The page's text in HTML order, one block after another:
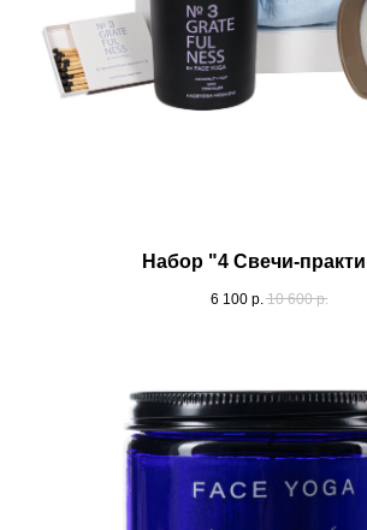
Набор "4 Свечи-
6 100 р. 10 600 р.